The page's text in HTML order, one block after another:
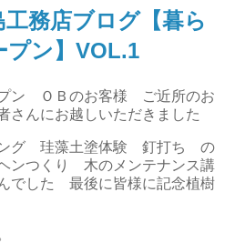
務店ブログ【暮ら
プン】VOL.1
ン ＯＢのお客様 ご近所のお
んにお越しいただきました
ング 珪藻土塗体験 釘打ち の
ンつくり 木のメンテナンス講
でした 最後に皆様に記念植樹